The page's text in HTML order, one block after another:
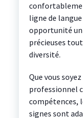
ligne de
opportunité
précieuses
diversité.
Que vous
professionnel
compétences,
signes sont